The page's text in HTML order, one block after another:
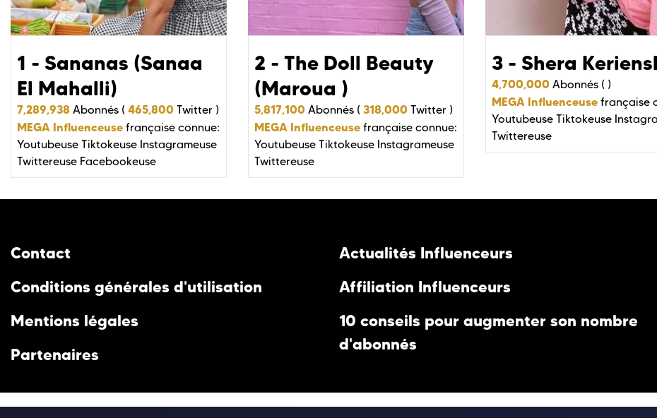
1 - Sananas (Sanaa
El Mahalli)
7,289,938 Abonnés ( 465,800 Twitter )
MEGA Influenceuse française connue:
Youtubeuse Tiktokeuse Instagrameuse
Twittereuse Facebookeuse
2 - The Doll Beauty
(Maroua )
5,817,100 Abonnés ( 318,000 Twitter )
MEGA Influenceuse française connue:
Youtubeuse Tiktokeuse Instagrameuse
Twittereuse
3 - Shera
4,700,000 Abonnés ( )
MEGA Influenceuse française
Youtubeuse Tiktokeuse
Twittereuse
Contact
Conditions générales d'utilisation
Mentions légales
Partenaires
Actualités Influenceurs
Affiliation Influenceurs
10 conseils pour augmenter son nombre
d'abonnés